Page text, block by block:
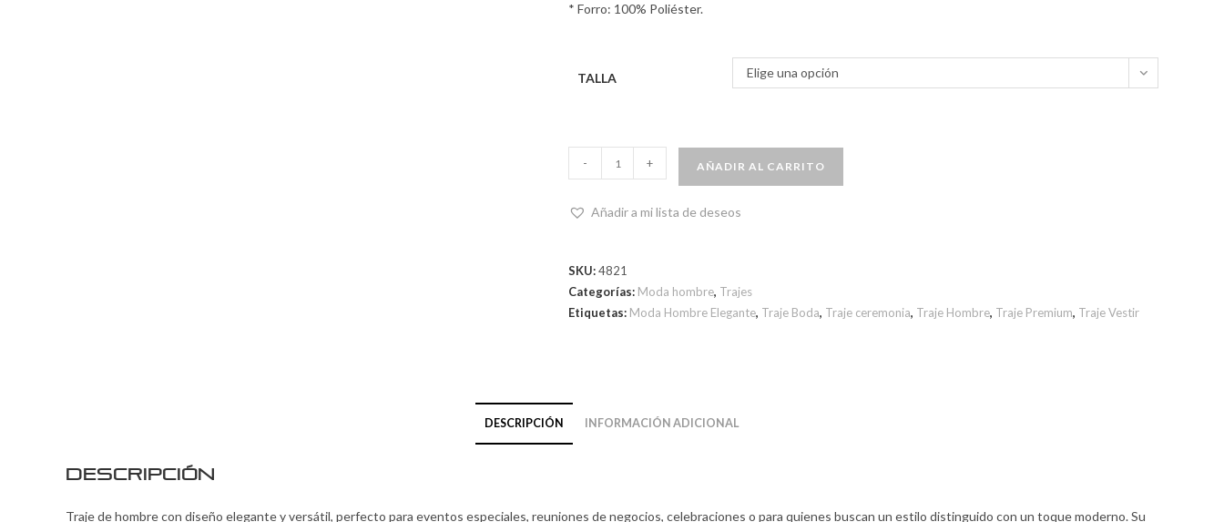
* Forro: 100% Poliéster.
TALLA Elige una opción
- + AÑADIR AL CARRITO
Añadir a mi lista de deseos
SKU:4821
Categorías: Moda hombre, Trajes
Etiquetas: Moda Hombre Elegante, Traje Boda, Traje ceremonia, Traje Hombre, Traje Premium, Traje Vestir
DESCRIPCIÓN INFORMACIÓN ADICIONAL
Descripción
Traje de hombre con diseño elegante y versátil, perfecto para eventos especiales, reuniones de negocios, celebraciones o para quienes buscan un estilo distinguido con un toque moderno. Su